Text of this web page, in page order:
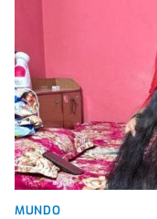
MUNDO